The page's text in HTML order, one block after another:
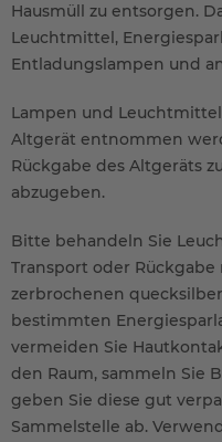
Hausmüll zu entsorgen.
Leuchtmittel,
Entladungslampen und
Lampen und
Altgerät entnommen
Rückgabe des Altgeräts
abzugeben.
Bitte behandeln Sie
Transport oder
zerbrochenen
bestimmten
vermeiden Sie
den Raum, sammeln Sie
geben Sie diese gut
Sammelstelle ab.